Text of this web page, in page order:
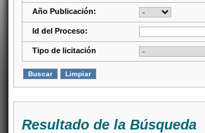
Año Publicación:
Id del Proceso:
Tipo de licitación
Resultado de la Búsqueda